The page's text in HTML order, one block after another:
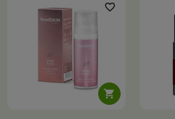
zmarszczki, poprawiać jędrność
skóry oraz intensywnie ją

favorite_border